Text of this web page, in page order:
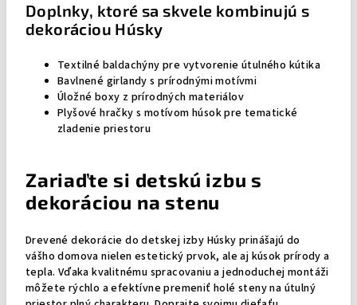
Doplnky, ktoré sa skvele kombinujú s
dekoráciou Húsky
Textilné baldachýny pre vytvorenie útulného kútika
Bavlnené girlandy s prírodnými motívmi
Úložné boxy z prírodných materiálov
Plyšové hračky s motívom húsok pre tematické
zladenie priestoru
Zariaďte si detskú izbu s
dekoráciou na stenu
Drevené dekorácie do detskej izby Húsky prinášajú do
vášho domova nielen estetický prvok, ale aj kúsok prírody a
tepla. Vďaka kvalitnému spracovaniu a jednoduchej montáži
môžete rýchlo a efektívne premeniť holé steny na útulný